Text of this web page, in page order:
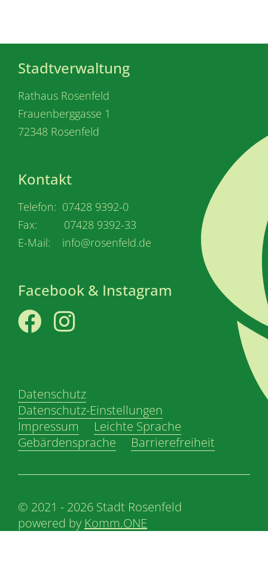
Stadtverwaltung
Rathaus Rosenfeld
Frauenberggasse 1
72348 Rosenfeld
Kontakt
Telefon: 07428 9392-0
Fax: 07428 9392-33
E-Mail: info@rosenfeld.de
Facebook & Instagram
Datenschutz
Datenschutz-Einstellungen
Impressum
Leichte Sprache
Gebärdensprache
Barrierefreiheit
© 2021 - 2026 Stadt Rosenfeld
powered by Komm.ONE